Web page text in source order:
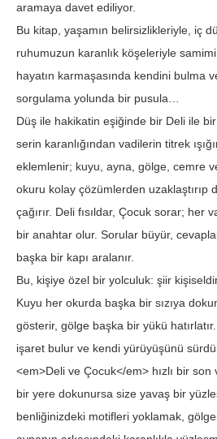
aramaya davet ediliyor.
Bu kitap, yaşamın belirsizlikleriyle, iç
ruhumuzun karanlık köşeleriyle
hayatın karmaşasında kendini bulma
sorgulama yolunda bir pusula…
Düş ile hakikatin eşiğinde bir Deli ile
serin karanlığından vadilerin titrek
eklemlenir; kuyu, ayna, gölge, cemre
okuru kolay çözümlerden uzaklaştırıp
çağırır. Deli fısıldar, Çocuk sorar; her
bir anahtar olur. Sorular büyür,
başka bir kapı aralanır.
Bu, kişiye özel bir yolculuk: şiir
Kuyu her okurda başka bir sızıya
gösterir, gölge başka bir yükü
işaret bulur ve kendi yürüyüşünü
<em>Deli ve Çocuk</em> hızlı bir son
bir yere dokunursa size yavaş bir
benliğinizdeki motifleri yoklamak,